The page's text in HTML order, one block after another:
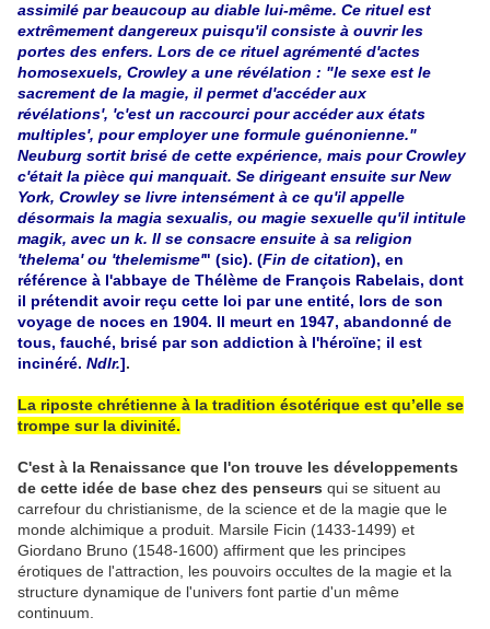
assimilé par beaucoup au diable lui-même. Ce rituel est
extrêmement dangereux puisqu'il consiste à ouvrir les
portes des enfers. Lors de ce rituel agrémenté d'actes
homosexuels, Crowley a une révélation : "le sexe est le
sacrement de la magie, il permet d'accéder aux
révélations', 'c'est un raccourci pour accéder aux états
multiples', pour employer une formule guénonienne."
Neuburg sortit brisé de cette expérience, mais pour Crowley
c'était la pièce qui manquait. Se dirigeant ensuite sur New
York, Crowley se livre intensément à ce qu'il appelle
désormais la magia sexualis, ou magie sexuelle qu'il intitule
magik, avec un k. Il se consacre ensuite à sa religion
'thelema' ou 'thelemisme'" (sic). (Fin de citation), en
référence à l'abbaye de Thélème de François Rabelais, dont
il prétendit avoir reçu cette loi par une entité, lors de son
voyage de noces en 1904. Il meurt en 1947, abandonné de
tous, fauché, brisé par son addiction à l'héroïne; il est
incinéré. Ndlr.].
La riposte chrétienne à la tradition ésotérique est qu’elle se
trompe sur la divinité.
C'est à la Renaissance que l'on trouve les développements
de cette idée de base chez des penseurs qui se situent au
carrefour du christianisme, de la science et de la magie que le
monde alchimique a produit. Marsile Ficin (1433-1499) et
Giordano Bruno (1548-1600) affirment que les principes
érotiques de l'attraction, les pouvoirs occultes de la magie et la
structure dynamique de l'univers font partie d'un même
continuum.